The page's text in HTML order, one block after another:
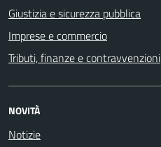
Giustizia e sicurezza pubblica
Imprese e commercio
Tributi, finanze e contravvenzioni
NOVITÀ
Notizie